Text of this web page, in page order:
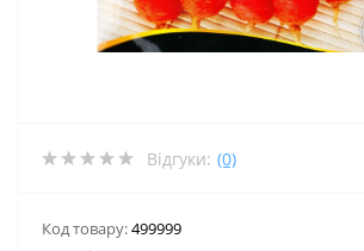
Відгуки: (0)
Код товару:499999